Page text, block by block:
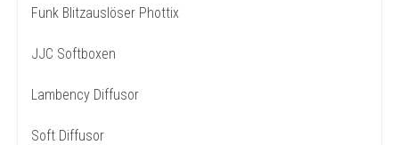
Funk Blitzauslöser Phottix
JJC Softboxen
Lambency Diffusor
Soft Diffusor